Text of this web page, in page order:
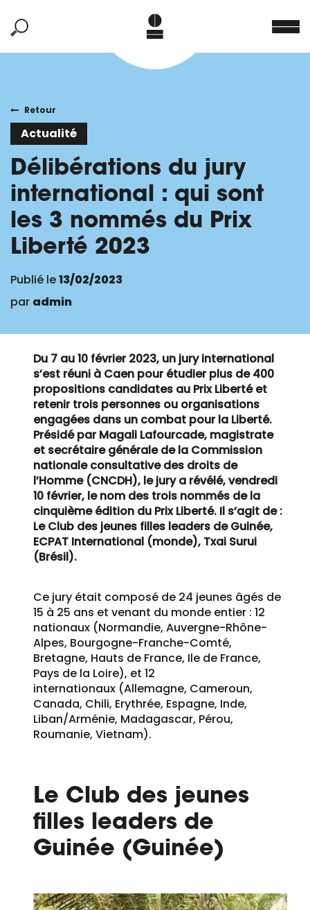
Retour
Actualité
Délibérations du jury
international : qui sont
les 3 nommés du Prix
Liberté 2023
Publié le13/02/2023
par admin
Du 7 au 10 février 2023, un jury international
s’est réuni à Caen pour étudier plus de 400
propositions candidates au Prix Liberté et
retenir trois personnes ou organisations
engagées dans un combat pour la Liberté.
Présidé par Magali Lafourcade, magistrate
et secrétaire générale de la Commission
nationale consultative des droits de
l’Homme (CNCDH), le jury a révélé, vendredi
10 février, le nom des trois nommés de la
cinquième édition du Prix Liberté. Il s’agit de :
Le Club des jeunes filles leaders de Guinée,
ECPAT International (monde), Txai Surui
(Brésil).
Ce jury était composé de 24 jeunes âgés de
15 à 25 ans et venant du monde entier : 12
nationaux (Normandie, Auvergne-Rhône-
Alpes, Bourgogne-Franche-Comté,
Bretagne, Hauts de France, Ile de France,
Pays de la Loire), et 12
internationaux (Allemagne, Cameroun,
Canada, Chili, Erythrée, Espagne, Inde,
Liban/Arménie, Madagascar, Pérou,
Roumanie, Vietnam).
Le Club des jeunes
filles leaders de
Guinée (Guinée)